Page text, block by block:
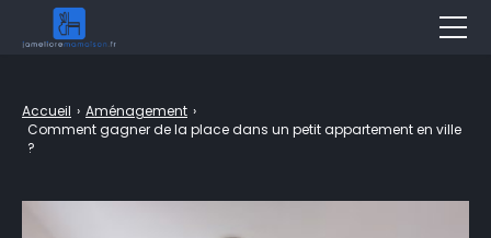
Accueil › Aménagement ›
Comment gagner de la place dans un petit appartement en ville
?
Jardin